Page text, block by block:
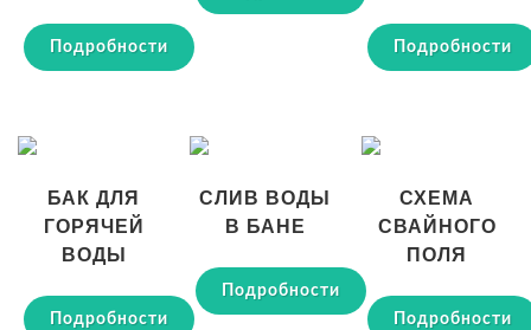
Подробности Подробности
БАК ДЛЯ
ГОРЯЧЕЙ
ВОДЫ
Подробности
СЛИВ ВОДЫ
В БАНЕ
Подробности
СХЕМА
СВАЙНОГО
ПОЛЯ
Подробности